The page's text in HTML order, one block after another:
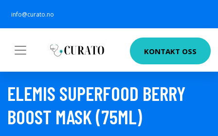
info@curato.no
KONTAKT OSS
ELEMIS SUPERFOOD BERRY
BOOST MASK (75ML)